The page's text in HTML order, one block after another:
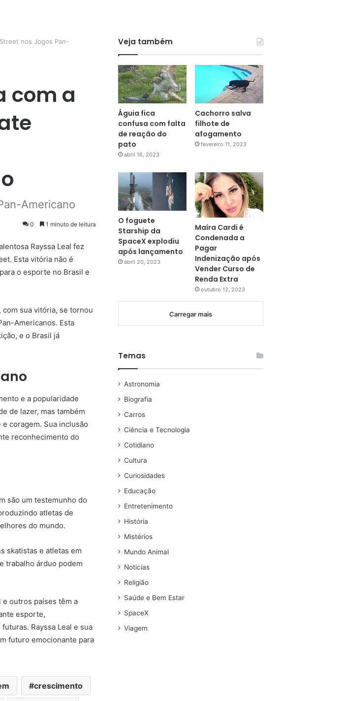
nos Jogos Pan-
com a
Americano
0 1 minuto de leitura
Rayssa Leal fez
Esta vitória não é
o esporte no Brasil e
com sua vitória, se tornou
Americanos. Esta
e o Brasil já
e a popularidade
de lazer, mas também
coragem. Sua inclusão
reconhecimento do
são um testemunho do
atletas de
do mundo.
skatistas e atletas em
trabalho árduo podem
e outros países têm a
esporte,
Rayssa Leal e sua
futuro emocionante para
crescimento
Veja também
Águia fica
confusa com falta
de reação do
pato
abril 16, 2023
Cachorro salva
filhote de
afogamento
fevereiro 11, 2023
O foguete
Starship da
SpaceX explodiu
após lançamento
abril 20, 2023
Maíra Cardi é
Condenada a
Pagar
Indenização após
Vender Curso de
Renda Extra
outubro 12, 2023
Carregar mais
Temas
Astronomia
Biografia
Carros
Ciência e Tecnologia
Cotidiano
Cultura
Curiosidades
Educação
Entretenimento
História
Mistérios
Mundo Animal
Noticias
Religião
Saúde e Bem Estar
SpaceX
Viagem